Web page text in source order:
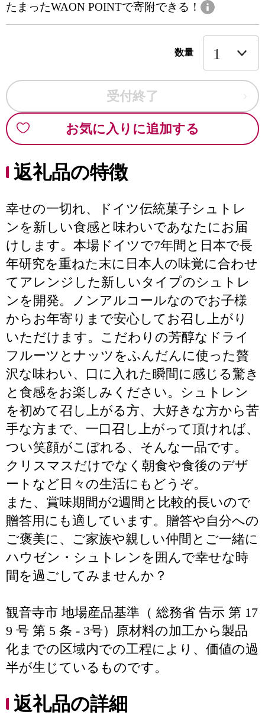
たまったWAON POINTで寄附できる！
数量
受付終了
お気に入りに追加する
返礼品の特徴
幸せの一切れ、ドイツ伝統菓子シュトレ
ンを新しい食感と味わいであなたにお届
けします。本場ドイツで7年間と日本で長
年研究を重ねた末に日本人の味覚に合わせ
てアレンジした新しいタイプのシュトレ
ンを開発。ノンアルコールなのでお子様
からお年寄りまで安心してお召し上がり
いただけます。こだわりの芳醇なドライ
フルーツとナッツをふんだんに使った贅
沢な味わい、口に入れた瞬間に感じる驚き
と食感をお楽しみください。シュトレン
を初めて召し上がる方、大好きな方から苦
手な方まで、一口召し上がって頂ければ、
つい笑顔がこぼれる、そんな一品です。
クリスマスだけでなく朝食や食後のデザ
ートなど日々の生活にもどうぞ。
また、賞味期間が2週間と比較的長いので
贈答用にも適しています。贈答や自分への
ご褒美に、ご家族や親しい仲間とご一緒に
ハウゼン・シュトレンを囲んで幸せな時
間を過ごしてみませんか？
観音寺市 地場産品基準（ 総務省 告示 第 17
9 号 第 5 条 - 3号）原材料の加工から製品
化までの区域内での工程により、価値の過
半が生じているものです。
返礼品の詳細